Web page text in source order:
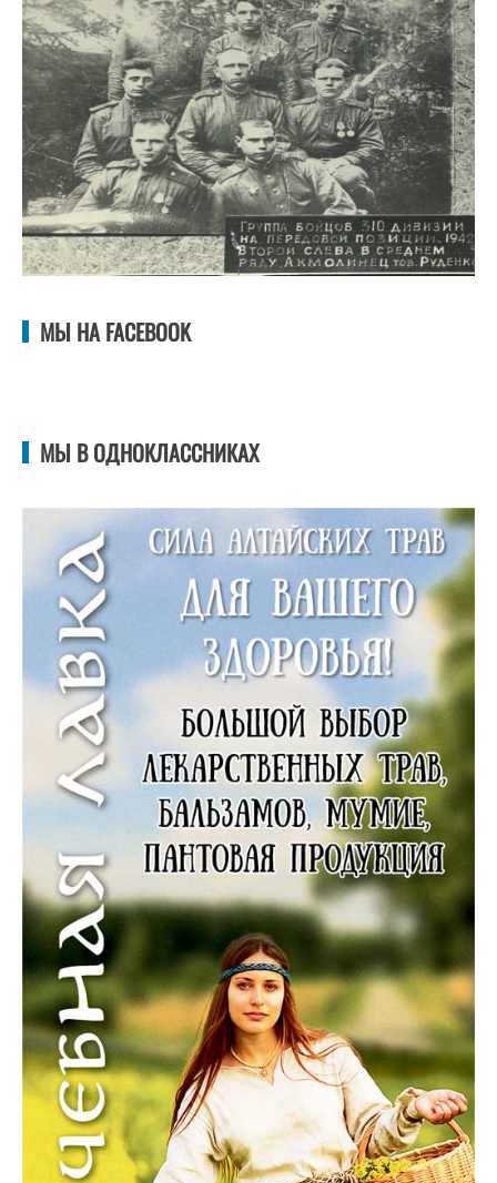
МЫ НА FACEBOOK
МЫ В ОДНОКЛАССНИКАХ